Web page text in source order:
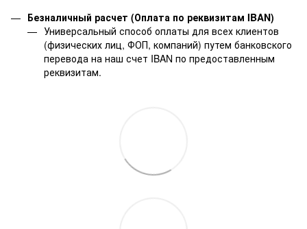
Безналичный расчет (Оплата по реквизитам IBAN)
Универсальный способ оплаты для всех клиентов
(физических лиц, ФОП, компаний) путем банковского
перевода на наш счет IBAN по предоставленным
реквизитам.